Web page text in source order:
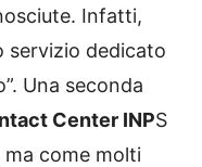
Infatti,
servizio dedicato
Una seconda
Center INPS
come molti